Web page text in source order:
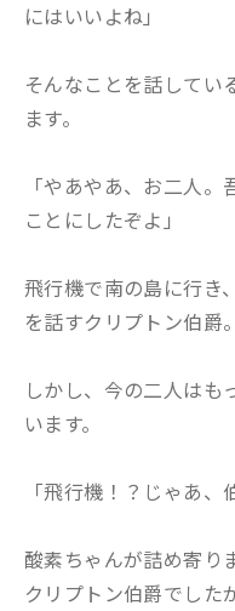
にはいいよね」
そんなことを話してい
ます。
「やあやあ、お二人
ことにしたぞよ」
飛行機で南の島に行き
を話すクリプトン伯爵。
しかし、今の二人はも
います。
「飛行機！？じゃあ、
酸素ちゃんが詰め寄り
クリプトン伯爵でした